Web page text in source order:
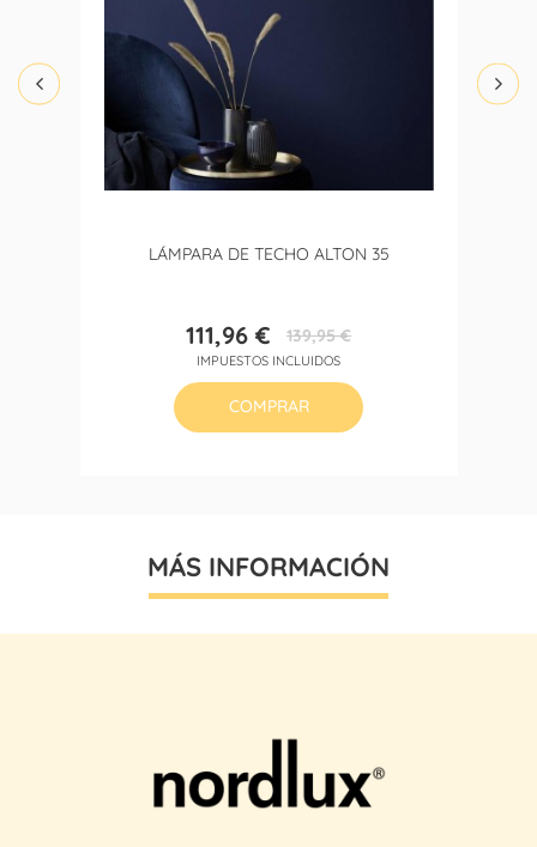
LÁMPARA DE TECHO ALTON 35
Precio
111,96 €Precio
base
139,95 €
IMPUESTOS INCLUIDOS
COMPRAR
MÁS INFORMACIÓN